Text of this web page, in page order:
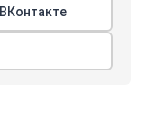
ВКонтакте